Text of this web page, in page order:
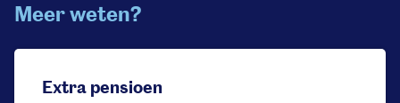
Meer weten?
Extra pensioen